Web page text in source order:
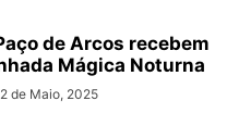
de Arcos recebem
Mágica Noturna
de Maio, 2025